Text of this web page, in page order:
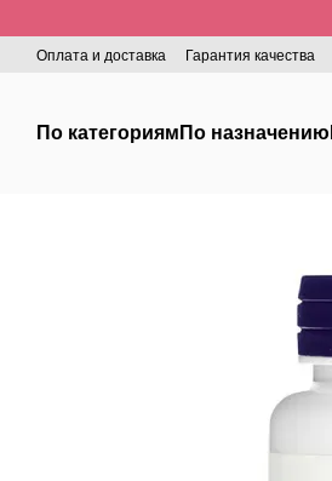
Оплата и доставка Гарантия качества
По категориям По назначению